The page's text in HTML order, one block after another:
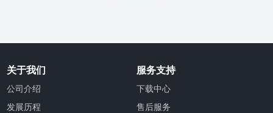
关于我们
公司介绍
发展历程
服务支持
下载中心
售后服务